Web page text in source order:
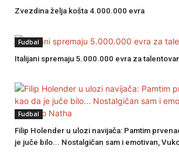
Zvezdina želja košta 4.000.000 evra
Fudbal
Italijani spremaju 5.000.000 evra za
Fudbal
Filip Holender u ulozi navijača: Pamtim
je juče bilo... Nostalgičan sam i emotivan,